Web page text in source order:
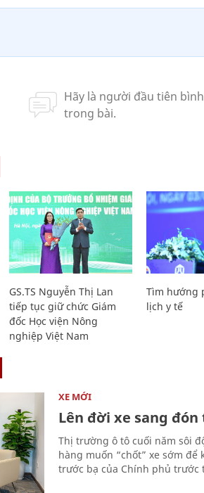
GS.TS Nguyễn Thị Lan
tiếp tục giữ chức Giám
đốc Học viện Nông
nghiệp Việt Nam
Tìm hướng
lịch y tế
XE MỚI
Lên đời xe sang
Thị trường ô tô cuối năm sôi
hàng muốn “chốt” xe sớm
trước bạ của Chính phủ trước